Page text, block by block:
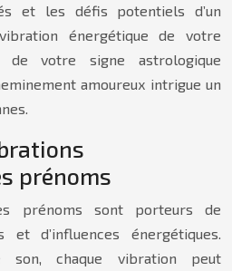
et les défis potentiels d’un
énergétique de votre
de votre signe astrologique
amoureux intrigue un
prénoms
prénoms sont porteurs de
et d’influences énergétiques.
son, chaque vibration peut